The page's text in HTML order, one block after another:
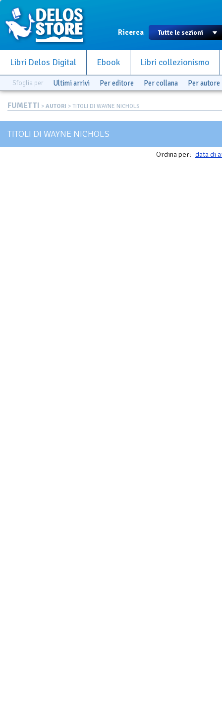
Ricerca
Libri Delos Digital Ebook Libri collezionismo
Sfoglia per Ultimi arrivi Per editore Per collana Per autore
FUMETTI > AUTORI > TITOLI DI WAYNE NICHOLS
TITOLI DI WAYNE NICHOLS
Ordina per: data di